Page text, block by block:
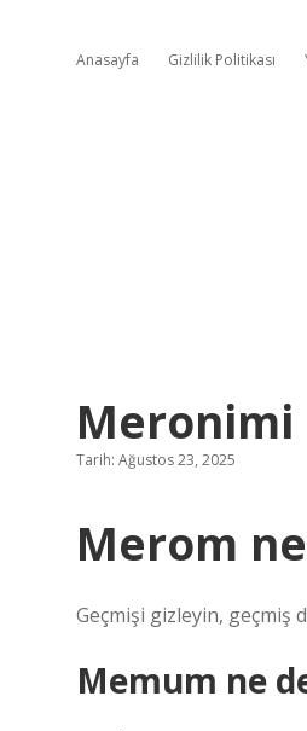
Anasayfa Gizlilik Politikası
Meronimi
Tarih: Ağustos 23, 2025
Merom
Geçmişi gizleyin, geçmiş
Memum ne